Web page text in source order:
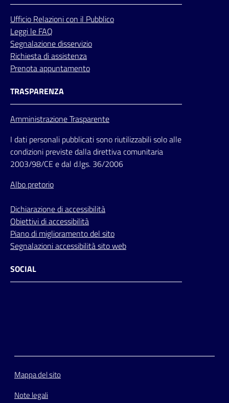
Ufficio Relazionicon il Pubblico
Leggi le FAQ
Segnalazione disservizio
Richiesta di assistenza
Prenota appuntamento
TRASPARENZA
Amministrazione Trasparente
I dati personali pubblicati sono riutilizzabili solo alle
condizioni previste dalla direttiva comunitaria
2003/98/CE e dal d.lgs. 36/2006
Albo pretorio
Dichiarazione di accessibilità
Obiettivi di accessibilità
Piano di miglioramento del sito
Segnalazioni accessibilità sito web
SOCIAL
Mappa del sito
Note legali